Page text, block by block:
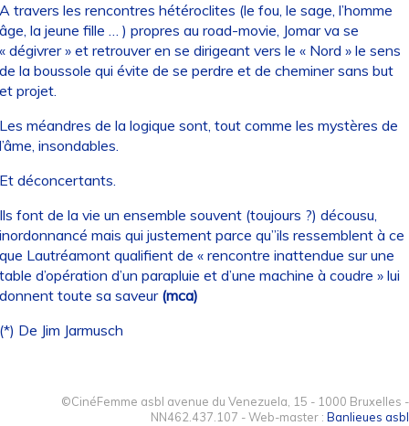
travers les rencontres hétéroclites (le fou, le sage, l’homme
la jeune fille … ) propres au road-movie, Jomar va se
dégivrer » et retrouver en se dirigeant vers le « Nord » le sens
la boussole qui évite de se perdre et de cheminer sans but
projet.
méandres de la logique sont, tout comme les mystères de
insondables.
déconcertants.
font de la vie un ensemble souvent (toujours ?) décousu,
mais qui justement parce qu’’ils ressemblent à ce
Lautréamont qualifient de « rencontre inattendue sur une
d’opération d’un parapluie et d’une machine à coudre » lui
toute sa saveur(mca)
De Jim Jarmusch
©CinéFemme asbl avenue du Venezuela, 15 - 1000 Bruxelles -
NN462.437.107 - Web-master : Banlieues asbl